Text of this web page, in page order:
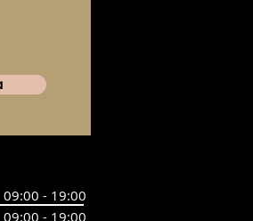
09:00 - 19:00
09:00 - 19:00